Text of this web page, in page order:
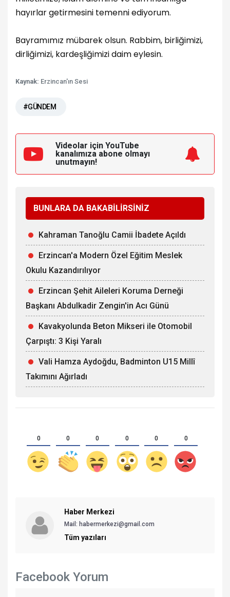
hayırlar getirmesini temenni ediyorum.
Bayramımız mübarek olsun. Rabbim, birliğimizi,
dirliğimizi, kardeşliğimizi daim eylesin.
Kaynak: Erzincan'ın Sesi
#GÜNDEM
Videolar için YouTube
kanalımıza abone olmayı
unutmayın!
BUNLARA DA BAKABİLİRSİNİZ
Kahraman Tanoğlu Camii İbadete Açıldı
Erzincan'a Modern Özel Eğitim Meslek
Okulu Kazandırılıyor
Erzincan Şehit Aileleri Koruma Derneği
Başkanı Abdulkadir Zengin'in Acı Günü
Kavakyolunda Beton Mikseri ile Otomobil
Çarpıştı: 3 Kişi Yaralı
Vali Hamza Aydoğdu, Badminton U15 Millî
Takımını Ağırladı
0 0 0 0 0 0
Haber Merkezi
Mail: habermerkezi@gmail.com
Tüm yazıları
Facebook Yorum